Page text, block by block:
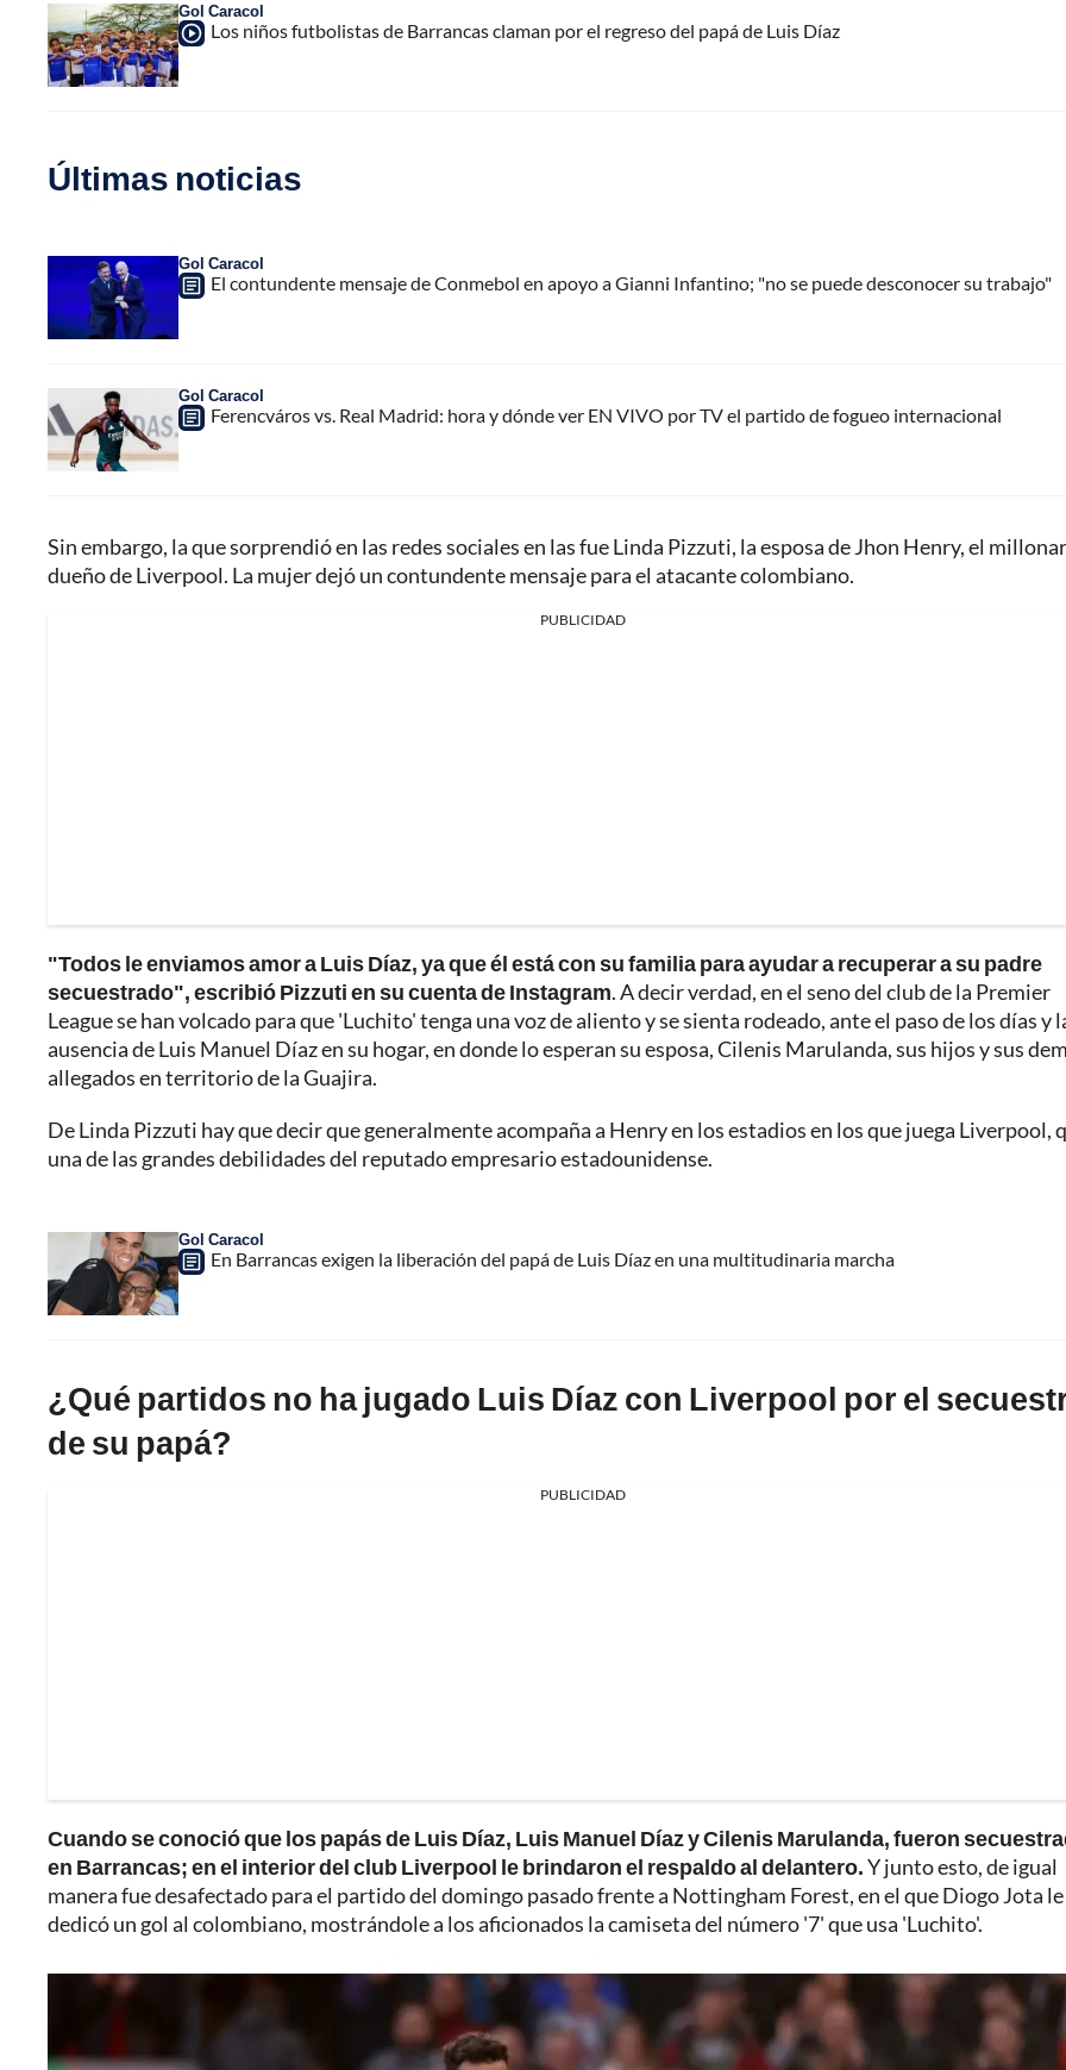
Gol Caracol
Los niños futbolistas de Barrancas claman por el regreso del papá de Luis Díaz
Últimas noticias
Gol Caracol
El contundente mensaje de Conmebol en apoyo a Gianni Infantino; "no se puede desconocer su trabajo"
Gol Caracol
Ferencváros vs. Real Madrid: hora y dónde ver EN VIVO por TV el partido de fogueo internacional
Sin embargo, la que sorprendió en las redes sociales en las fue Linda Pizzuti, la esposa de Jhon Henry, el
dueño de Liverpool. La mujer dejó un contundente mensaje para el atacante colombiano.
PUBLICIDAD
"Todos le enviamos amor a Luis Díaz, ya que él está con su familia para ayudar a recuperar a su padre
secuestrado", escribió Pizzuti en su cuenta de Instagram. A decir verdad, en el seno del club de la Premier
League se han volcado para que 'Luchito' tenga una voz de aliento y se sienta rodeado, ante el paso de los días y
ausencia de Luis Manuel Díaz en su hogar, en donde lo esperan su esposa, Cilenis Marulanda, sus hijos y sus
allegados en territorio de la Guajira.
De Linda Pizzuti hay que decir que generalmente acompaña a Henry en los estadios en los que juega Liverpool,
una de las grandes debilidades del reputado empresario estadounidense.
Gol Caracol
En Barrancas exigen la liberación del papá de Luis Díaz en una multitudinaria marcha
¿Qué partidos no ha jugado Luis Díaz con Liverpool por el
de su papá?
PUBLICIDAD
Cuando se conoció que los papás de Luis Díaz, Luis Manuel Díaz y Cilenis Marulanda, fueron
en Barrancas; en el interior del club Liverpool le brindaron el respaldo al delantero.Y junto esto, de igual
manera fue desafectado para el partido del domingo pasado frente a Nottingham Forest, en el que Diogo Jota le
dedicó un gol al colombiano, mostrándole a los aficionados la camiseta del número '7' que usa 'Luchito'.